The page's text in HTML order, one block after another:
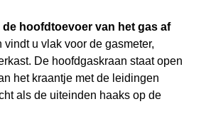
de hoofdtoevoer van het gas af
vindt u vlak voor de gasmeter,
De hoofdgaskraan staat open
het kraantje met de leidingen
als de uiteinden haaks op de